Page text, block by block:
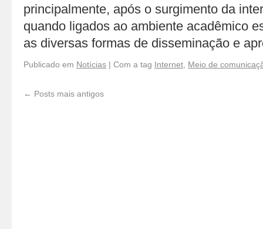
principalmente, após o surgimento da
quando ligados ao ambiente acadêmico
as diversas formas de disseminação e
Publicado em Notícias | Com a tag Internet Meio de
← Posts mais antigos